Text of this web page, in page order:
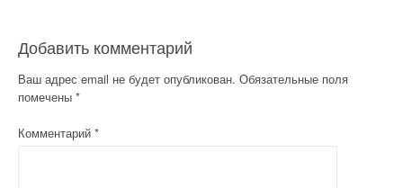
г
а
ц
Добавить комментарий
Ваш адрес email не будет опубликован. Обязательные поля
помечены *
Комментарий *